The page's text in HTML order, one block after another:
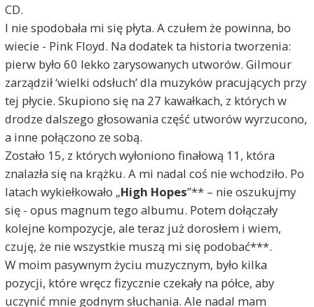
CD.
I nie spodobała mi się płyta. A czułem że powinna, bo
wiecie - Pink Floyd. Na dodatek ta historia tworzenia:
pierw było 60 lekko zarysowanych utworów. Gilmour
zarządził ‘wielki odsłuch’ dla muzyków pracujących przy
tej płycie. Skupiono się na 27 kawałkach, z których w
drodze dalszego głosowania część utworów wyrzucono,
a inne połączono ze sobą.
Zostało 15, z których wyłoniono finałową 11, która
znalazła się na krążku. A mi nadal coś nie wchodziło. Po
latach wykiełkowało „High Hopes”** – nie oszukujmy
się - opus magnum tego albumu. Potem dołączały
kolejne kompozycje, ale teraz już dorosłem i wiem,
czuję, że nie wszystkie muszą mi się podobać***.
W moim pasywnym życiu muzycznym, było kilka
pozycji, które wręcz fizycznie czekały na półce, aby
uczynić mnie godnym słuchania. Ale nadal mam